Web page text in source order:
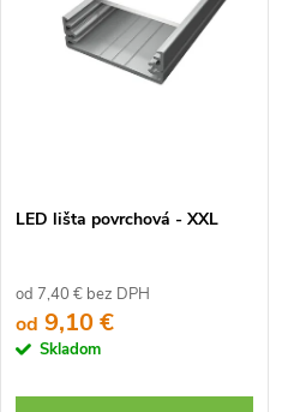
LED lišta povrchová - XXL
od 7,40 € bez DPH
od 9,10 €
Skladom